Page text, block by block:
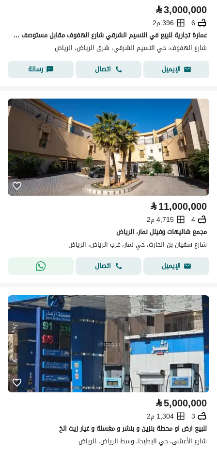
⃁3,000,000
6
396 م2
عمارة تجارية للبيع في النسيم الشرقي شارع الهفوف مقابل مستوصف الفرايضي
شارع الهفوف، حي النسيم الشرقي، شرق الرياض، الرياض
الإيميل
اتصال رسالة
⃁11,000,000
4
4,715 م2
مجمع شاليهات وفيلل نمار، الرياض
شارع سفيان بن الحارث، حي نمار، غرب الرياض، الرياض
الإيميل
اتصال
⃁5,000,000
3
1,304 م2
للبيع ارض او محطة بنزين و بنشر و مغسلة و غيار زيت الخ
شارع الأعشى، حي البطيحا، وسط الرياض، الرياض